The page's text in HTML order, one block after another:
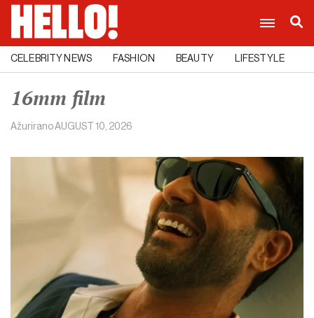
CELEBRITY NEWS FASHION BEAUTY LIFESTYLE
16mm film
AžuriranoAUGUST 10, 2026